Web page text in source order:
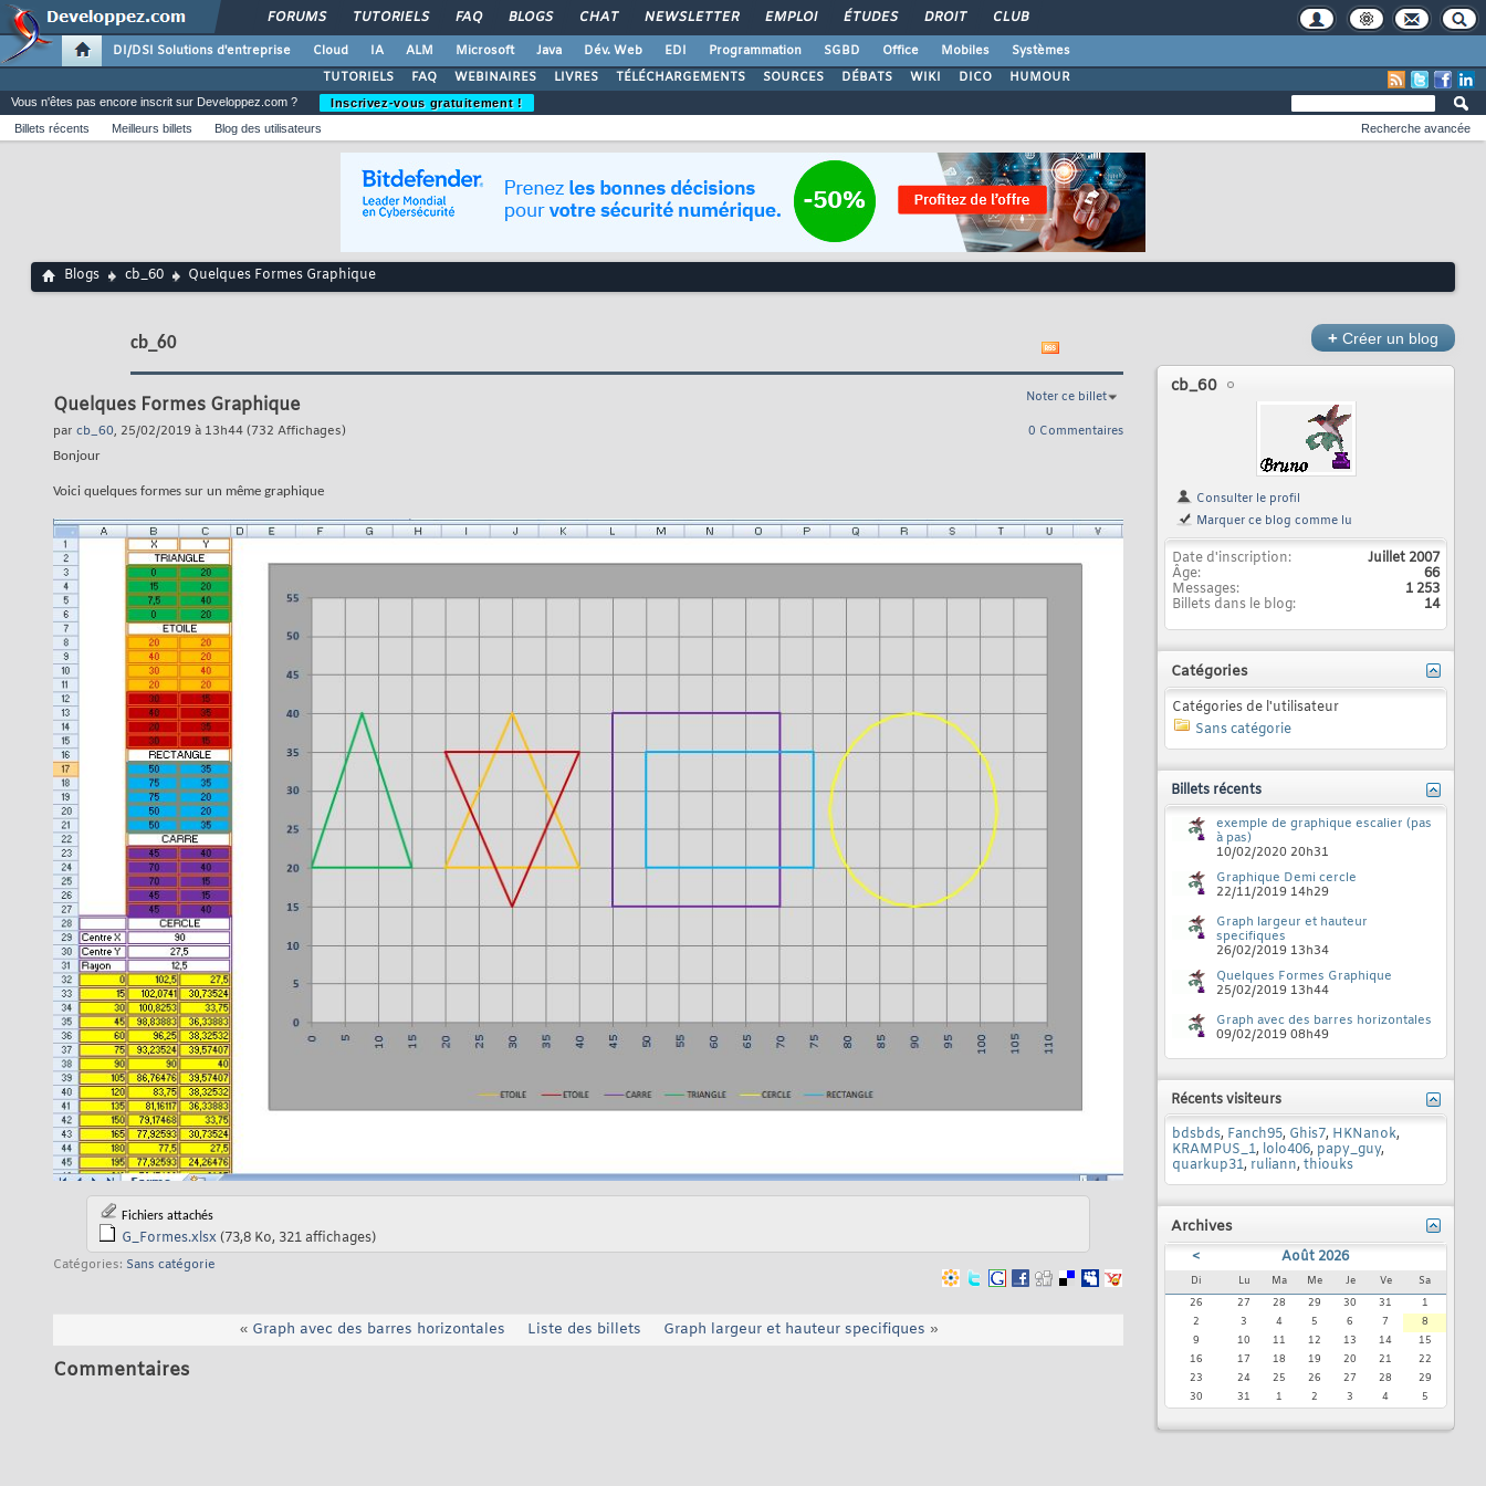
FORUMS TUTORIELS FAQ BLOGS CHAT NEWSLETTER EMPLOI ÉTUDES DROIT CLUB
DI/DSI Solutions d'entreprise Cloud IA ALM Microsoft Java Dév. Web EDI Programmation SGBD Office Mobiles
Systèmes
TUTORIELS
FAQ WEBINAIRES LIVRES TÉLÉCHARGEMENTS SOURCES DÉBATS WIKI DICO HUMOUR
Vous n'êtes pas encore inscrit sur Developpez.com ?
Inscrivez-vous gratuitement !
Billets récents
Meilleurs billets Blog des utilisateurs Recherche avancée
Blogs cb_60 Quelques Formes Graphique
cb_60
Quelques Formes Graphique Noter ce billet
0 Commentaires
par cb_60, 25/02/2019 à 13h44 (732 Affichages)
Bonjour
Voici quelques formes sur un même graphique
Fichiers attachés
G_Formes.xlsx(73,8 Ko, 321 affichages)
Catégories Sans catégorie
« Graph avec des barres horizontales Liste des billets Graph largeur et hauteur specifiques »
Commentaires
+ Créer un blog
cb_60
Consulter le profil
Marquer ce blog comme lu
Date d'inscription
Juillet 2007
Âge
66
Messages
1 253
Billets dans le blog
14
Catégories
Catégories de l'utilisateur
Sans catégorie
Billets récents
exemple de graphique escalier (pas
à pas)
10/02/2020 20h31
Graphique Demi cercle
22/11/2019 14h29
Graph largeur et hauteur
specifiques
26/02/2019 13h34
Quelques Formes Graphique
25/02/2019 13h44
Graph avec des barres horizontales
09/02/2019 08h49
Récents visiteurs
bdsbds, Fanch95, Ghis7, HKNanok,
KRAMPUS_1, lolo406, papy_guy,
quarkup31, ruliann, thiouks
Archives
< Août 2026
Di Lu Ma Me Je Ve
Sa
26
27 28 29 30 31
1
2
3 4 5 6 7
8
9
10 11 12 13 14
15
16
17 18 19 20 21
22
23
24 25 26 27 28
29
30
31 1 2 3 4 5